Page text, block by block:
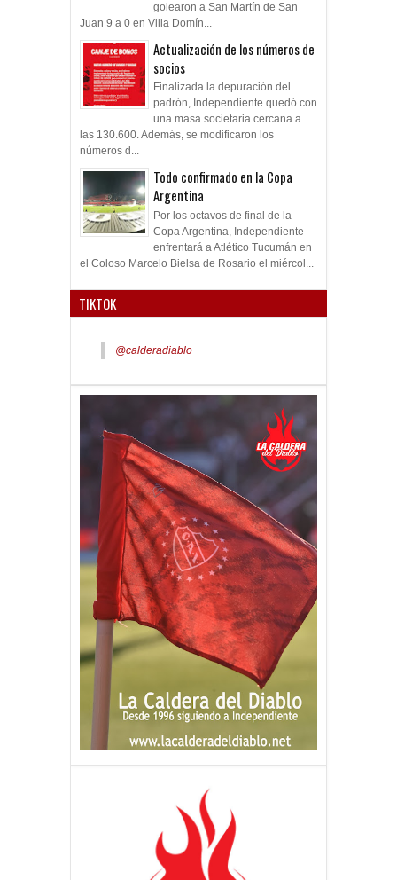
golearon a San Martín de San
Juan 9 a 0 en Villa Domín...
Actualización de los números de
socios
Finalizada la depuración del
padrón, Independiente quedó con
una masa societaria cercana a
las 130.600. Además, se modificaron los
números d...
Todo confirmado en la Copa
Argentina
Por los octavos de final de la
Copa Argentina, Independiente
enfrentará a Atlético Tucumán en
el Coloso Marcelo Bielsa de Rosario el miércol...
TIKTOK
@calderadiablo